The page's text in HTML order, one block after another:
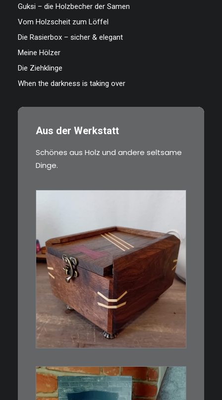
Guksi – die Holzbecher der Samen
Vom Holzscheit zum Löffel
Die Rasierbox – sicher & elegant
Meine Hölzer
Die Ziehklinge
When the darkness is taking over
Aus der Werkstatt
Schönes aus Holz und andere seltsame
Dinge.
€39,00
Eine kleine, simple Schatulle
aus Nussbaum…